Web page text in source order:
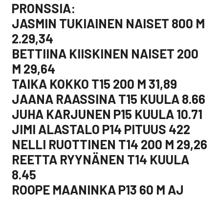
PRONSSIA:
JASMIN TUKIAINEN NAISET 800 M
2.29,34
BETTIINA KIISKINEN NAISET 200
M 29,64
TAIKA KOKKO T15 200 M 31,89
JAANA RAASSINA T15 KUULA 8.66
JUHA KARJUNEN P15 KUULA 10.71
JIMI ALASTALO P14 PITUUS 422
NELLI RUOTTINEN T14 200 M 29,26
REETTA RYYNÄNEN T14 KUULA
8.45
ROOPE MAANINKA P13 60 M AJ